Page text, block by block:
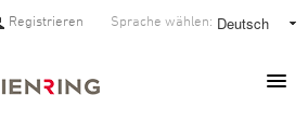
Sprache wählen:
Registrieren